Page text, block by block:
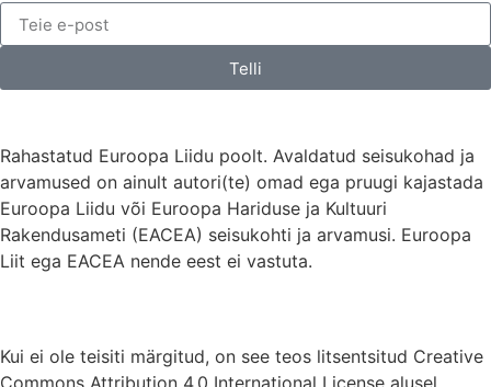
Telli
Rahastatud Euroopa Liidu poolt. Avaldatud seisukohad ja
arvamused on ainult autori(te) omad ega pruugi kajastada
Euroopa Liidu või Euroopa Hariduse ja Kultuuri
Rakendusameti (EACEA) seisukohti ja arvamusi. Euroopa
Liit ega EACEA nende eest ei vastuta.
Kui ei ole teisiti märgitud, on see teos litsentsitud Creative
Commons Attribution 4.0 International License alusel.